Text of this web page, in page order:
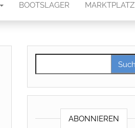
BOOTSLAGER MARKTPLATZ
ABONNIEREN